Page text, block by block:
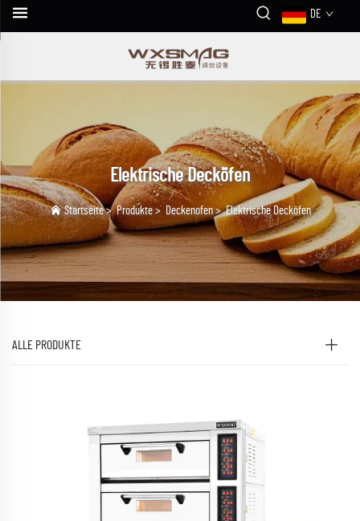
DE
Elektrische Decköfen
Startseite>Produkte> Deckenofen>Elektrische Decköfen
ALLE PRODUKTE